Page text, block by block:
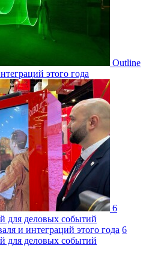
Outline
этого года
6
для деловых событий
и интеграций этого года 6
для деловых событий